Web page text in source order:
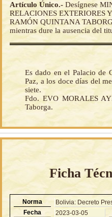
Artículo Único.- Desígnese
RELACIONES EXTERIORES
RAMÓN QUINTANA
mientras dure la ausencia del
Es dado en el Palacio de
Paz, a los doce días del
siete.
Fdo. EVO MORALES
Taborga.
Ficha
Norma
Bolivia: Decreto
Fecha
2023-03-05